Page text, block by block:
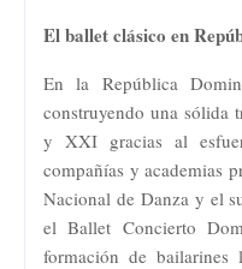
El ballet clásico en
En la República
construyendo una
y XXI gracias al
compañías y academias
Nacional de Danza y el
el Ballet Concierto
formación de